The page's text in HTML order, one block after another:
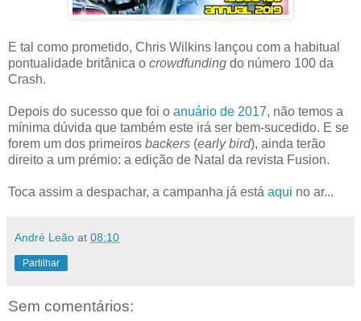
E tal como prometido, Chris Wilkins lançou com a habitual
pontualidade britânica o crowdfunding do número 100 da
Crash.
Depois do sucesso que foi o anuário de 2017, não temos a
mínima dúvida que também este irá ser bem-sucedido. E se
forem um dos primeiros backers (early bird), ainda terão
direito a um prémio: a edição de Natal da revista Fusion.
Toca assim a despachar, a campanha já está aqui no ar...
André Leão at 08:10
Partilhar
Sem comentários: